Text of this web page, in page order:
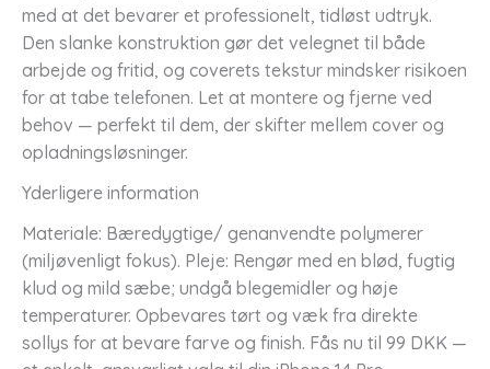
med at det bevarer et professionelt, tidløst udtryk.
Den slanke konstruktion gør det velegnet til både
arbejde og fritid, og coverets tekstur mindsker risikoen
for at tabe telefonen. Let at montere og fjerne ved
behov — perfekt til dem, der skifter mellem cover og
opladningsløsninger.
Yderligere information
Materiale: Bæredygtige/ genanvendte polymerer
(miljøvenligt fokus). Pleje: Rengør med en blød, fugtig
klud og mild sæbe; undgå blegemidler og høje
temperaturer. Opbevares tørt og væk fra direkte
sollys for at bevare farve og finish. Fås nu til 99 DKK —